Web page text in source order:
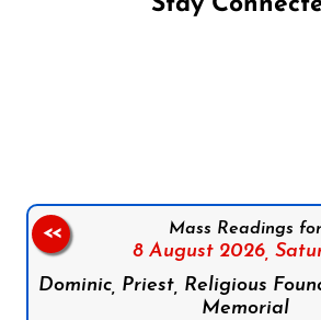
Mass Readings for
8 August 2026,
Dominic, Priest, Religious
Memorial
<<